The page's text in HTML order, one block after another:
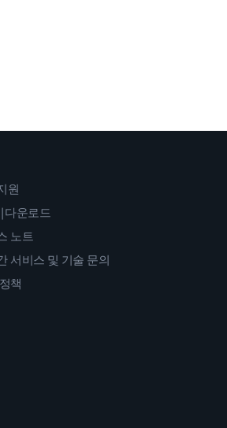
원
다운로드
노트
서비스 및 기술 문의
책